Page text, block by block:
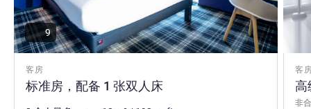
客房
标准房，配备 1 张双人床
9
客
高
非